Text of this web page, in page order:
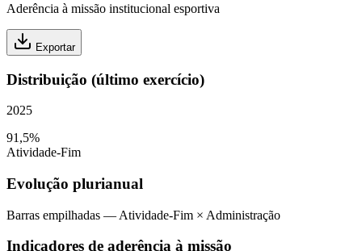
Aderência à missão institucional esportiva
Exportar
Distribuição (último exercício)
2025
91,5%
Atividade-Fim
Evolução plurianual
Barras empilhadas — Atividade-Fim × Administração
Indicadores de aderência à missão